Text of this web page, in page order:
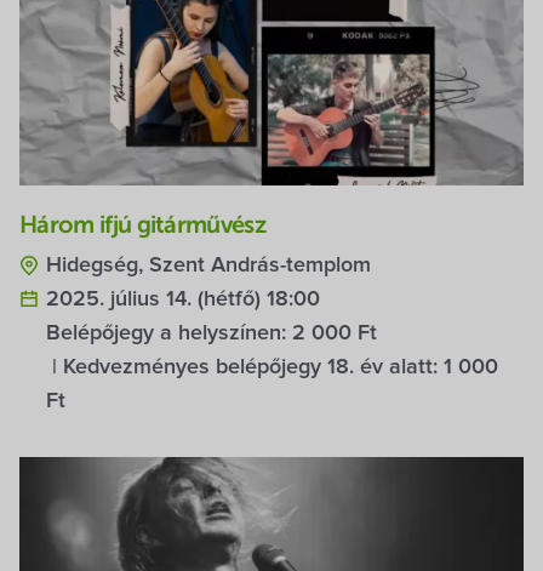
Három ifjú gitárművész
Hidegség, Szent András-templom
2025. július 14. (hétfő) 18:00
Belépőjegy a helyszínen: 2 000 Ft
| Kedvezményes belépőjegy 18. év alatt: 1 000
Ft